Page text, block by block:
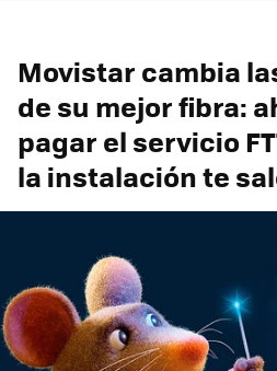
Movistar cambia
de su mejor fibra:
pagar el servicio
la instalación te